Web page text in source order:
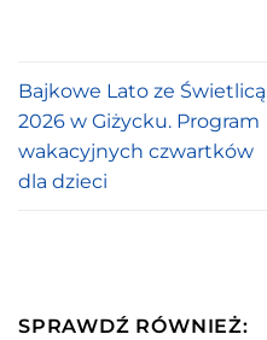
Bajkowe Lato ze Świetlicą
2026 w Giżycku. Program
wakacyjnych czwartków
dla dzieci
SPRAWDŹ RÓWNIEŻ: